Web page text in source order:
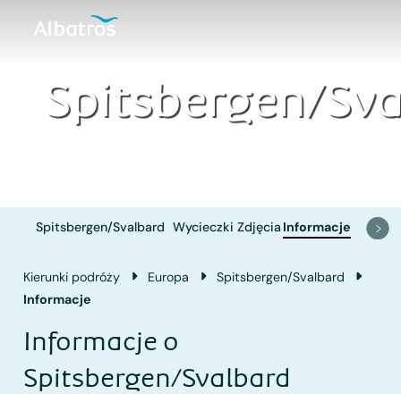
Spitsbergen/
Spitsbergen/Svalbard Wycieczki Zdjęcia Informacje
Kierunki podróży Europa
Spitsbergen/Svalbard
Informacje
Informacje o
Spitsbergen/Svalbard